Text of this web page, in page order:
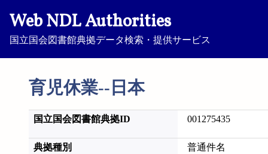
Web NDL Authorities
国立国会図書館典拠データ検索・提供サービス
育児休業--日本
国立国会図書館典拠ID 001275435
典拠種別 普通件名